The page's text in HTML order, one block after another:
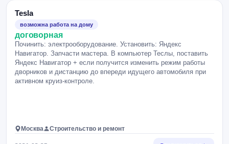
Tesla
возможна работа на дому
договорная
Починить: электрооборудование. Установить: Яндекс
Навигатор. Запчасти мастера. В компьютер Теслы, поставить
Яндекс Навигатор + если получится изменить режим работы
дворников и дистанцию до впереди идущего автомобиля при
активном круиз-контроле.
Москва Строительство и ремонт